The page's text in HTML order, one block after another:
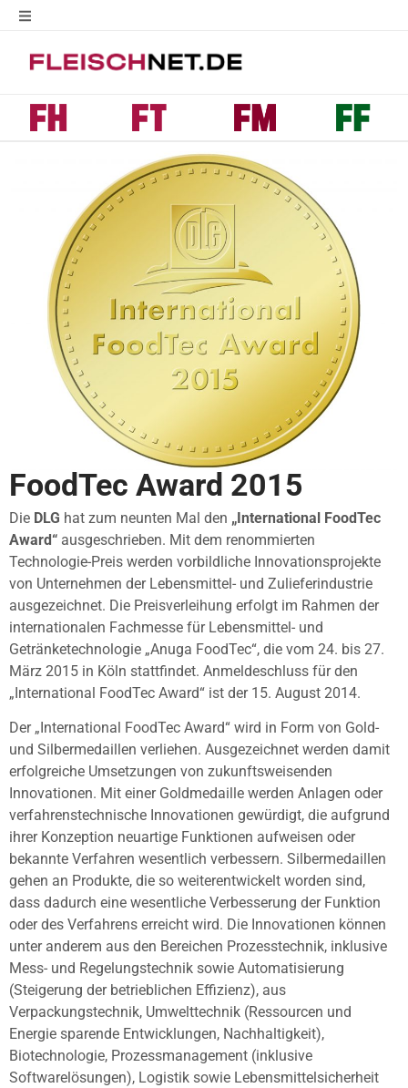
FoodTec Award 2015
Die DLG hat zum neunten Mal den „International FoodTec
Award“ ausgeschrieben. Mit dem renommierten
Technologie-Preis werden vorbildliche Innovationsprojekte
von Unternehmen der Lebensmittel- und Zulieferindustrie
ausgezeichnet. Die Preisverleihung erfolgt im Rahmen der
internationalen Fachmesse für Lebensmittel- und
Getränketechnologie „Anuga FoodTec“, die vom 24. bis 27.
März 2015 in Köln stattfindet. Anmeldeschluss für den
„International FoodTec Award“ ist der 15. August 2014.
Der „International FoodTec Award“ wird in Form von Gold-
und Silbermedaillen verliehen. Ausgezeichnet werden damit
erfolgreiche Umsetzungen von zukunftsweisenden
Innovationen. Mit einer Goldmedaille werden Anlagen oder
verfahrenstechnische Innovationen gewürdigt, die aufgrund
ihrer Konzeption neuartige Funktionen aufweisen oder
bekannte Verfahren wesentlich verbessern. Silbermedaillen
gehen an Produkte, die so weiterentwickelt worden sind,
dass dadurch eine wesentliche Verbesserung der Funktion
oder des Verfahrens erreicht wird. Die Innovationen können
unter anderem aus den Bereichen Prozesstechnik, inklusive
Mess- und Regelungstechnik sowie Automatisierung
(Steigerung der betrieblichen Effizienz), aus
Verpackungstechnik, Umwelttechnik (Ressourcen und
Energie sparende Entwicklungen, Nachhaltigkeit),
Biotechnologie, Prozessmanagement (inklusive
Softwarelösungen), Logistik sowie Lebensmittelsicherheit